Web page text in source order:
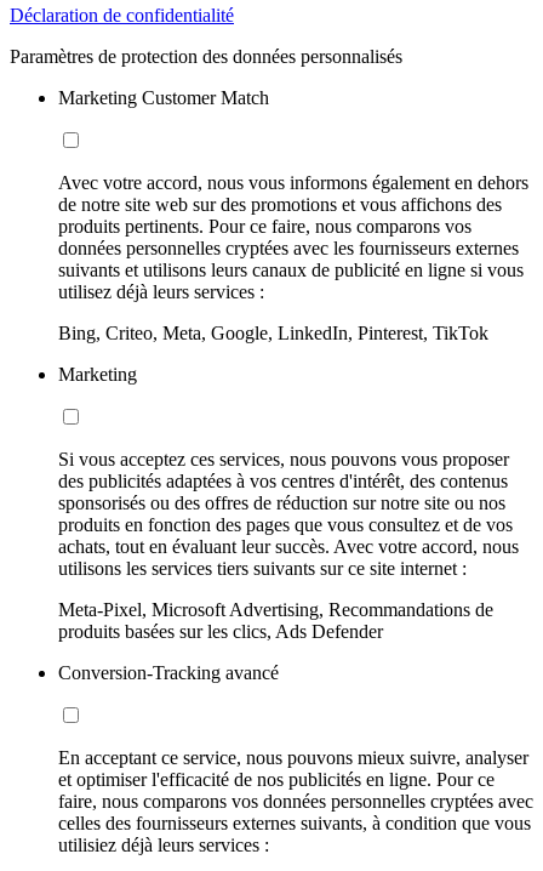
Déclaration de confidentialité
Paramètres de protection des données personnalisés
Marketing Customer Match
Avec votre accord, nous vous informons également en dehors
de notre site web sur des promotions et vous affichons des
produits pertinents. Pour ce faire, nous comparons vos
données personnelles cryptées avec les fournisseurs externes
suivants et utilisons leurs canaux de publicité en ligne si vous
utilisez déjà leurs services :
Bing, Criteo, Meta, Google, LinkedIn, Pinterest, TikTok
Marketing
Si vous acceptez ces services, nous pouvons vous proposer
des publicités adaptées à vos centres d'intérêt, des contenus
sponsorisés ou des offres de réduction sur notre site ou nos
produits en fonction des pages que vous consultez et de vos
achats, tout en évaluant leur succès. Avec votre accord, nous
utilisons les services tiers suivants sur ce site internet :
Meta-Pixel, Microsoft Advertising, Recommandations de
produits basées sur les clics, Ads Defender
Conversion-Tracking avancé
En acceptant ce service, nous pouvons mieux suivre, analyser
et optimiser l'efficacité de nos publicités en ligne. Pour ce
faire, nous comparons vos données personnelles cryptées avec
celles des fournisseurs externes suivants, à condition que vous
utilisiez déjà leurs services :